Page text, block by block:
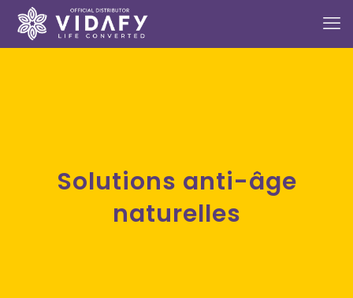
Solutions anti-âge
naturelles